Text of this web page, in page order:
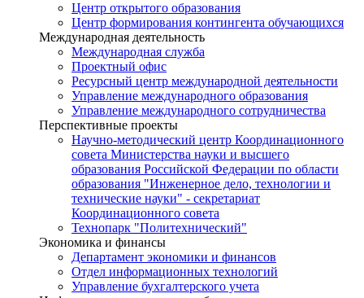
Центр открытого образования
Центр формирования контингента обучающихся
Международная деятельность
Международная служба
Проектный офис
Ресурсный центр международной деятельности
Управление международного образования
Управление международного сотрудничества
Перспективные проекты
Научно-методический центр Координационного
совета Министерства науки и высшего
образования Российской Федерации по области
образования "Инженерное дело, технологии и
технические науки" - секретариат
Координационного совета
Технопарк "Политехнический"
Экономика и финансы
Департамент экономики и финансов
Отдел информационных технологий
Управление бухгалтерского учета